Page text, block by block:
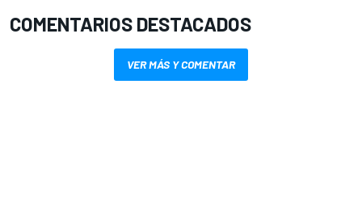
COMENTARIOS DESTACADOS
VER MÁS Y COMENTAR